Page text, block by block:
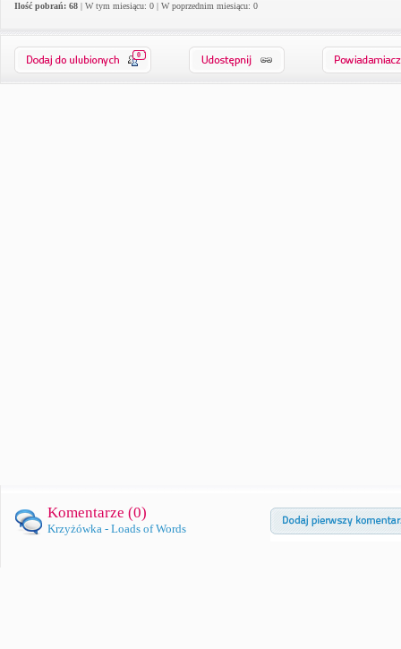
Ilość pobrań: 68 | W tym miesiącu: 0 | W poprzednim miesiącu: 0
0
Komentarze (0)
Krzyżówka - Loads of Words